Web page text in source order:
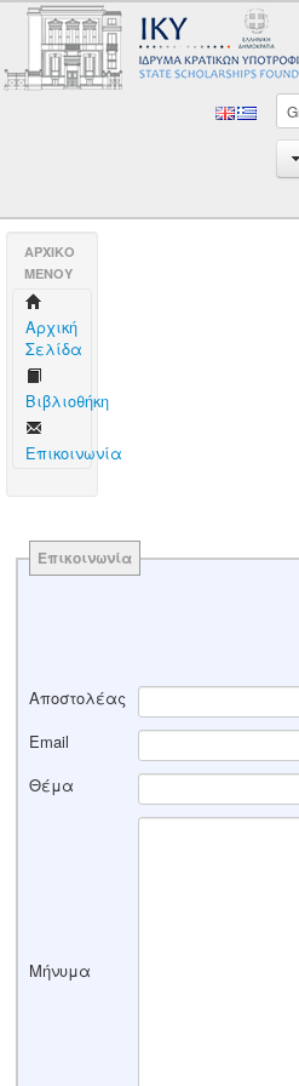
AΡΧΙΚΟ
ΜΕΝΟΥ
Aρχική
Σελίδα
Βιβλιοθήκη
Επικοινωνία
Επικοινωνία
Αποστολέας
Email
Θέμα
Μήνυμα